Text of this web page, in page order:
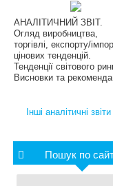
АНАЛІТИЧНИЙ ЗВІТ.
Огляд виробництва,
торгівлі, експорту/
цінових тенденцій.
Тенденції світового
Висновки та
Інші аналітичні
Пошук по